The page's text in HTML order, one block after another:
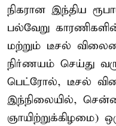
நிகரான இந்திய
பல்வேறு
மற்றும் டீசல்
நிர்ணயம் செய்து
பெட்ரோல், டீசல்
இந்நிலையில்,
ஞாயிற்றுக்கிழமை)